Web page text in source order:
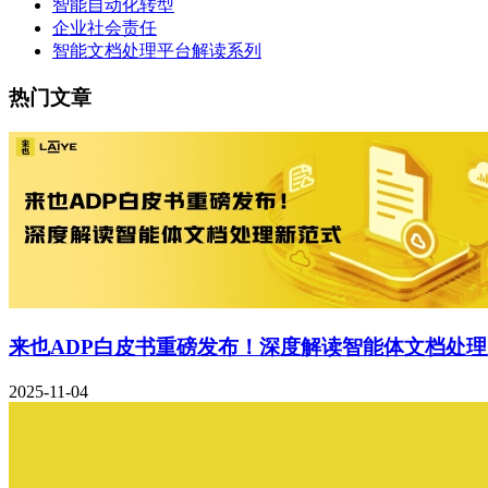
智能自动化转型
企业社会责任
智能文档处理平台解读系列
热门文章
来也ADP白皮书重磅发布！深度解读智能体文档处
2025-11-04